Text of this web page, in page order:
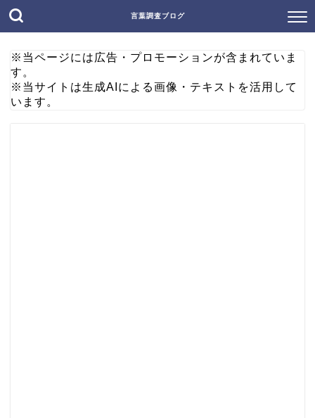
言葉調査ブログ
※当ページには広告・プロモーションが含まれていま
す。
※当サイトは生成AIによる画像・テキストを活用して
います。